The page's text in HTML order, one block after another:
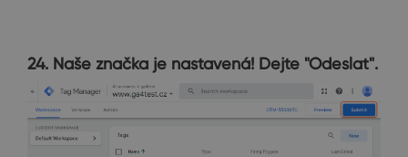
24. Naše značka je nastavená! Dejte "Odeslat".